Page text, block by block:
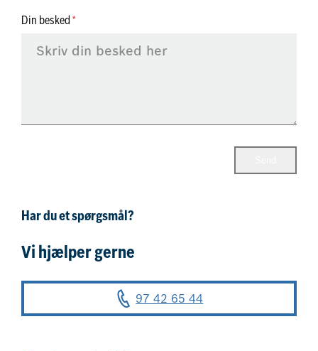
Din besked
Har du et spørgsmål?
Vi hjælper gerne
97 42 65 44